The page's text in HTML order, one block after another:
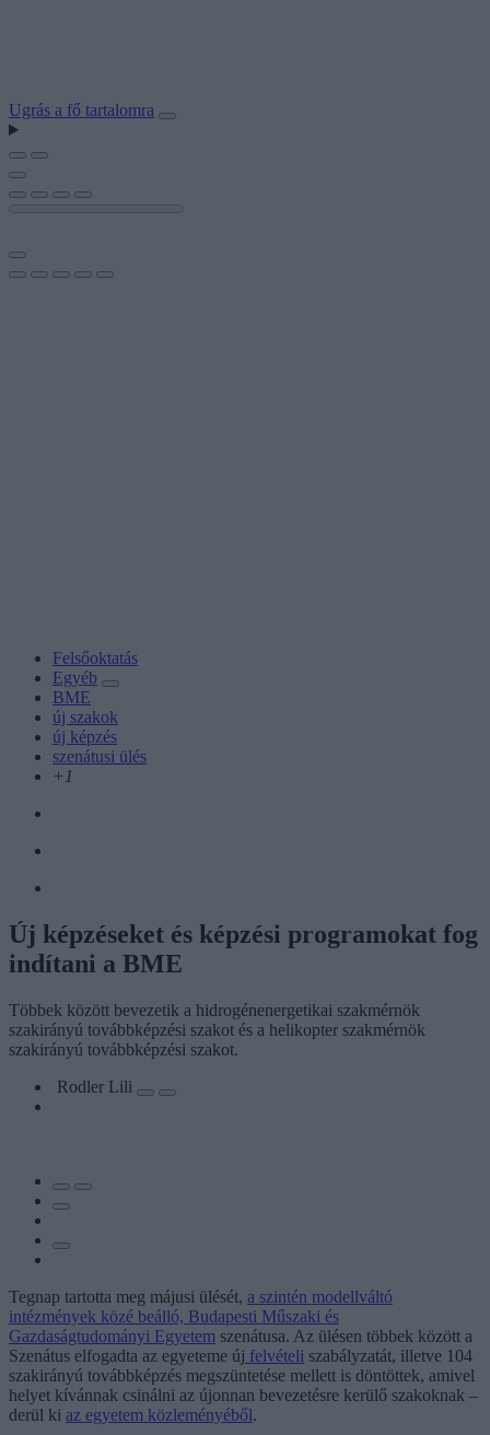
Ugrás a fő tartalomra
Felsőoktatás
Egyéb
BME
új szakok
új képzés
szenátusi ülés
+1
Új képzéseket és képzési programokat fog
indítani a BME
Többek között bevezetik a hidrogénenergetikai szakmérnök
szakirányú továbbképzési szakot és a helikopter szakmérnök
szakirányú továbbképzési szakot.
Rodler Lili
Tegnap tartotta meg májusi ülését, a szintén modellváltó
intézmények közé beálló, Budapesti Műszaki és
Gazdaságtudományi Egyetem szenátusa. Az ülésen többek között a
Szenátus elfogadta az egyeteme új felvételi szabályzatát, illetve 104
szakirányú továbbképzés megszüntetése mellett is döntöttek, amivel
helyet kívánnak csinálni az újonnan bevezetésre kerülő szakoknak –
derül ki az egyetem közleményéből.